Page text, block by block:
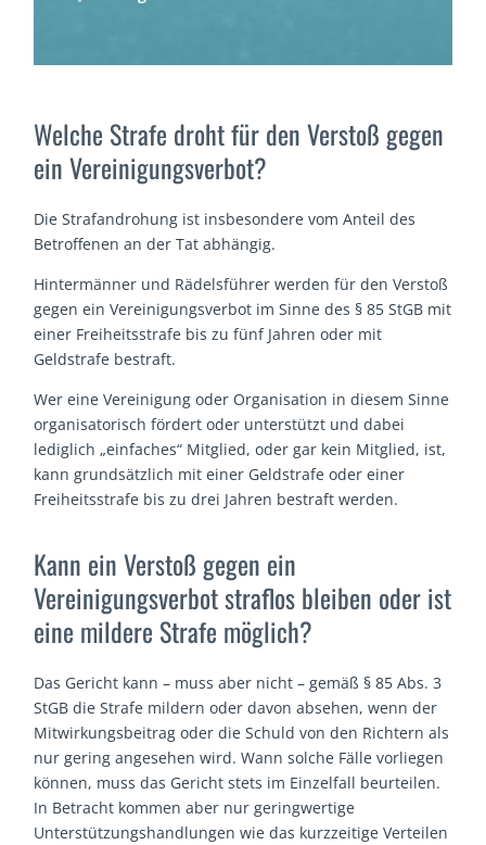
Welche Strafe droht für den Verstoß gegen
ein Vereinigungsverbot?
Die Strafandrohung ist insbesondere vom Anteil des
Betroffenen an der Tat abhängig.
Hintermänner und Rädelsführer werden für den Verstoß
gegen ein Vereinigungsverbot im Sinne des § 85 StGB mit
einer Freiheitsstrafe bis zu fünf Jahren oder mit
Geldstrafe bestraft.
Wer eine Vereinigung oder Organisation in diesem Sinne
organisatorisch fördert oder unterstützt und dabei
lediglich „einfaches“ Mitglied, oder gar kein Mitglied, ist,
kann grundsätzlich mit einer Geldstrafe oder einer
Freiheitsstrafe bis zu drei Jahren bestraft werden.
Kann ein Verstoß gegen ein
Vereinigungsverbot straflos bleiben oder ist
eine mildere Strafe möglich?
Das Gericht kann – muss aber nicht – gemäß § 85 Abs. 3
StGB die Strafe mildern oder davon absehen, wenn der
Mitwirkungsbeitrag oder die Schuld von den Richtern als
nur gering angesehen wird. Wann solche Fälle vorliegen
können, muss das Gericht stets im Einzelfall beurteilen.
In Betracht kommen aber nur geringwertige
Unterstützungshandlungen wie das kurzzeitige Verteilen